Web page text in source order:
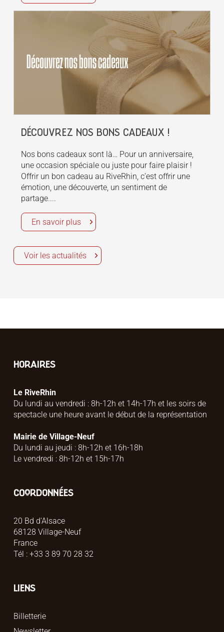
DÉCOUVREZ NOS BONS CADEAUX !
Nos bons cadeaux sont là… Pour un anniversaire,
une occasion spéciale ou juste pour faire plaisir !
Offrir un bon cadeau au RiveRhin, c’est offrir une
émotion, une découverte, un sentiment de
partage....
En savoir plus
Voir les actualités
HORAIRES
Le RiveRhin
Du lundi au vendredi : 8h-12h et 14h-17h et les soirs de
spectacle une heure avant le début de la représentation
Mairie de Village-Neuf
Du lundi au jeudi : 8h-12h et 16h-18h
Le vendredi : 8h-12h et 15h-17h
COORDONNÉES
20 Bd d'Alsace
68128 Village-Neuf
France
Tél : +33 3 89 70 28 32
LIENS
Billetterie